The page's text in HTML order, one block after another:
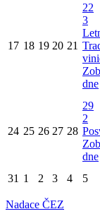
17 18 19 20 21
22
3
dne
24 25 26 27 28
29
2
dne
31 1 2 3 4 5
Nadace ČEZ